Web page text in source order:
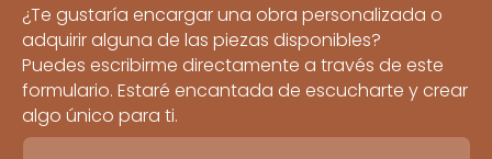
¿Te gustaría encargar una obra personalizada o
adquirir alguna de las piezas disponibles?
Puedes escribirme directamente a través de este
formulario. Estaré encantada de escucharte y crear
algo único para ti.